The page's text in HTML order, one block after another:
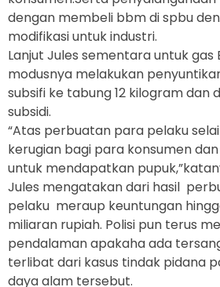
dengan membeli bbm di spbu
modifikasi untuk industri.
Lanjut Jules sementara untuk gas
modusnya melakukan
subsifi ke tabung 12 kilogram dan
subsidi.
“Atas perbuatan para pelaku
kerugian bagi para konsumen
untuk mendapatkan
Jules mengatakan dari hasil
pelaku meraup keuntungan
miliaran rupiah. Polisi pun terus
pendalaman apakaha ada
terlibat dari kasus tindak pidana
daya alam tersebut.